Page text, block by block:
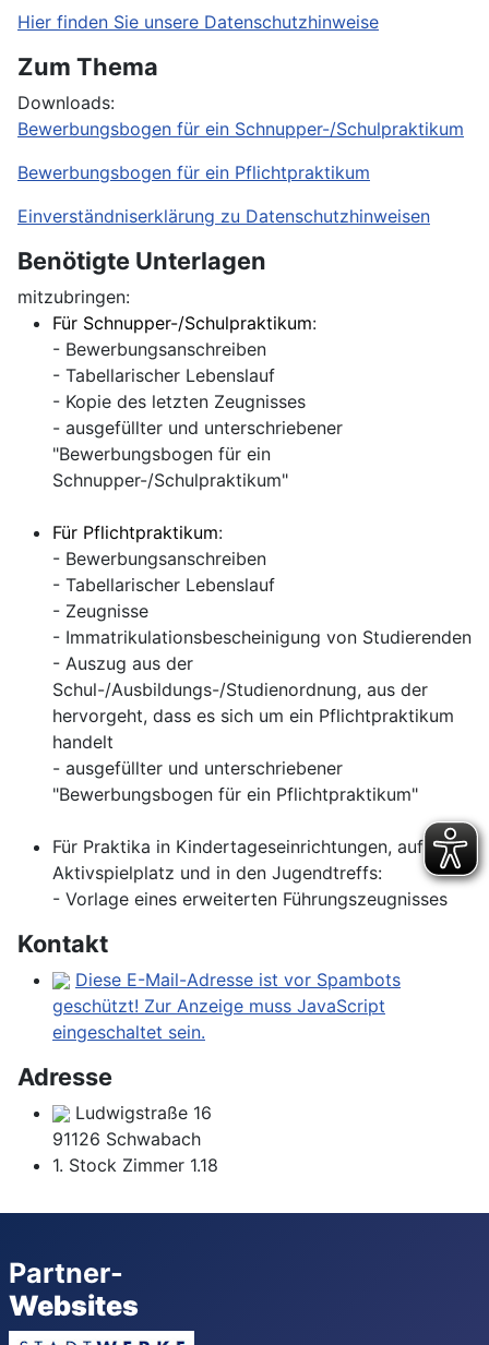
Hier finden Sie unsere Datenschutzhinweise
Zum Thema
Downloads:
Bewerbungsbogen für ein Schnupper-/Schulpraktikum
Bewerbungsbogen für ein Pflichtpraktikum
Einverständniserklärung zu Datenschutzhinweisen
Benötigte Unterlagen
mitzubringen:
Für Schnupper-/Schulpraktikum:
- Bewerbungsanschreiben
- Tabellarischer Lebenslauf
- Kopie des letzten Zeugnisses
- ausgefüllter und unterschriebener
"Bewerbungsbogen für ein
Schnupper-/Schulpraktikum"
Für Pflichtpraktikum:
- Bewerbungsanschreiben
- Tabellarischer Lebenslauf
- Zeugnisse
- Immatrikulationsbescheinigung von Studierenden
- Auszug aus der
Schul-/Ausbildungs-/Studienordnung, aus der
hervorgeht, dass es sich um ein Pflichtpraktikum
handelt
- ausgefüllter und unterschriebener
"Bewerbungsbogen für ein Pflichtpraktikum"
Für Praktika in Kindertageseinrichtungen, auf dem
Aktivspielplatz und in den Jugendtreffs:
- Vorlage eines erweiterten Führungszeugnisses
Kontakt
Diese E-Mail-Adresse ist vor Spambots
geschützt! Zur Anzeige muss JavaScript
eingeschaltet sein.
Adresse
Ludwigstraße 16
91126 Schwabach
1. Stock Zimmer 1.18
Partner-
Websites